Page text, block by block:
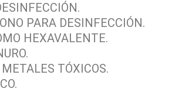
PARA DESINFECCIÓN.
HEXAVALENTE.
TÓXICOS.